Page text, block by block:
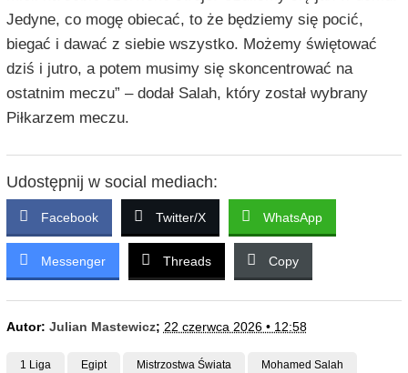
Jedyne, co mogę obiecać, to że będziemy się pocić,
biegać i dawać z siebie wszystko. Możemy świętować
dziś i jutro, a potem musimy się skoncentrować na
ostatnim meczu” – dodał Salah, który został wybrany
Piłkarzem meczu.
Udostępnij w social mediach:
Facebook Twitter/X WhatsApp
Messenger Threads Copy
Autor: Julian Mastewicz; 22 czerwca 2026 • 12:58
1 Liga Egipt Mistrzostwa Świata Mohamed Salah